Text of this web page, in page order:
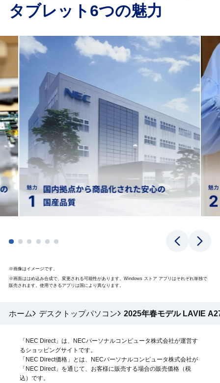
タブレット6つの魅力
※画像はイメージです。
※画面ははめ込み合成で、変更される可能性があります。Windows ストア アプリはそれぞれ単独で
販売されます。使用できるアプリは国により異なります。
ホーム デスクトップパソコン 2025年春モデル LAVIE
「NEC Direct」は、NECパーソナルコンピュータ株式会社が運営す
るショッピングサイトです。
「NEC Direct価格」とは、NECパーソナルコンピュータ株式会社が
「NEC Direct」を通じて、お客様に販売する場合の販売価格（税
込 ）です。